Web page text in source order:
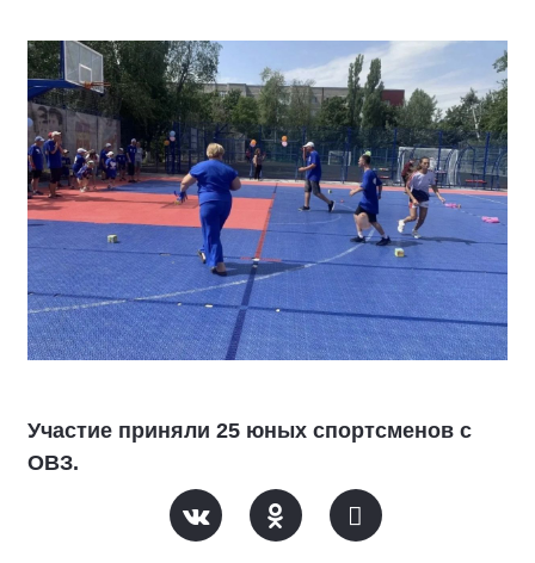
Участие приняли 25 юных спортсменов с
ОВЗ.